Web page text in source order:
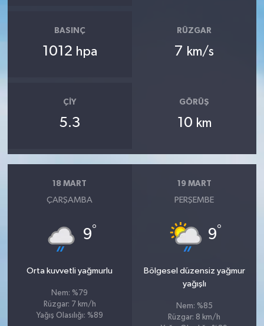
BASINÇ
1012 hpa
RÜZGAR
7 km/s
ÇIY
5.3
GÖRÜŞ
10 km
18 MART
ÇARŞAMBA
9°
Orta kuvvetli yağmurlu
Nem: %79
Rüzgar: 7 km/h
Yağış Olasılığı: %89
19 MART
PERŞEMBE
9°
Bölgesel düzensiz yağmur
yağışlı
Nem: %85
Rüzgar: 8 km/h